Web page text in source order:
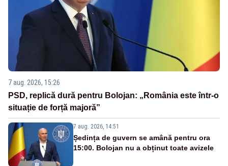
7 aug. 2026, 15:26
PSD, replică dură pentru Bolojan: „România este într-o
situație de forță majoră”
7 aug. 2026, 14:51
Ședința de guvern se amână pentru ora
15:00. Bolojan nu a obținut toate avizele